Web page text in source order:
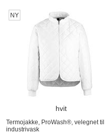
NY
hvit
Termojakke, ProWash®, velegnet til
industrivask